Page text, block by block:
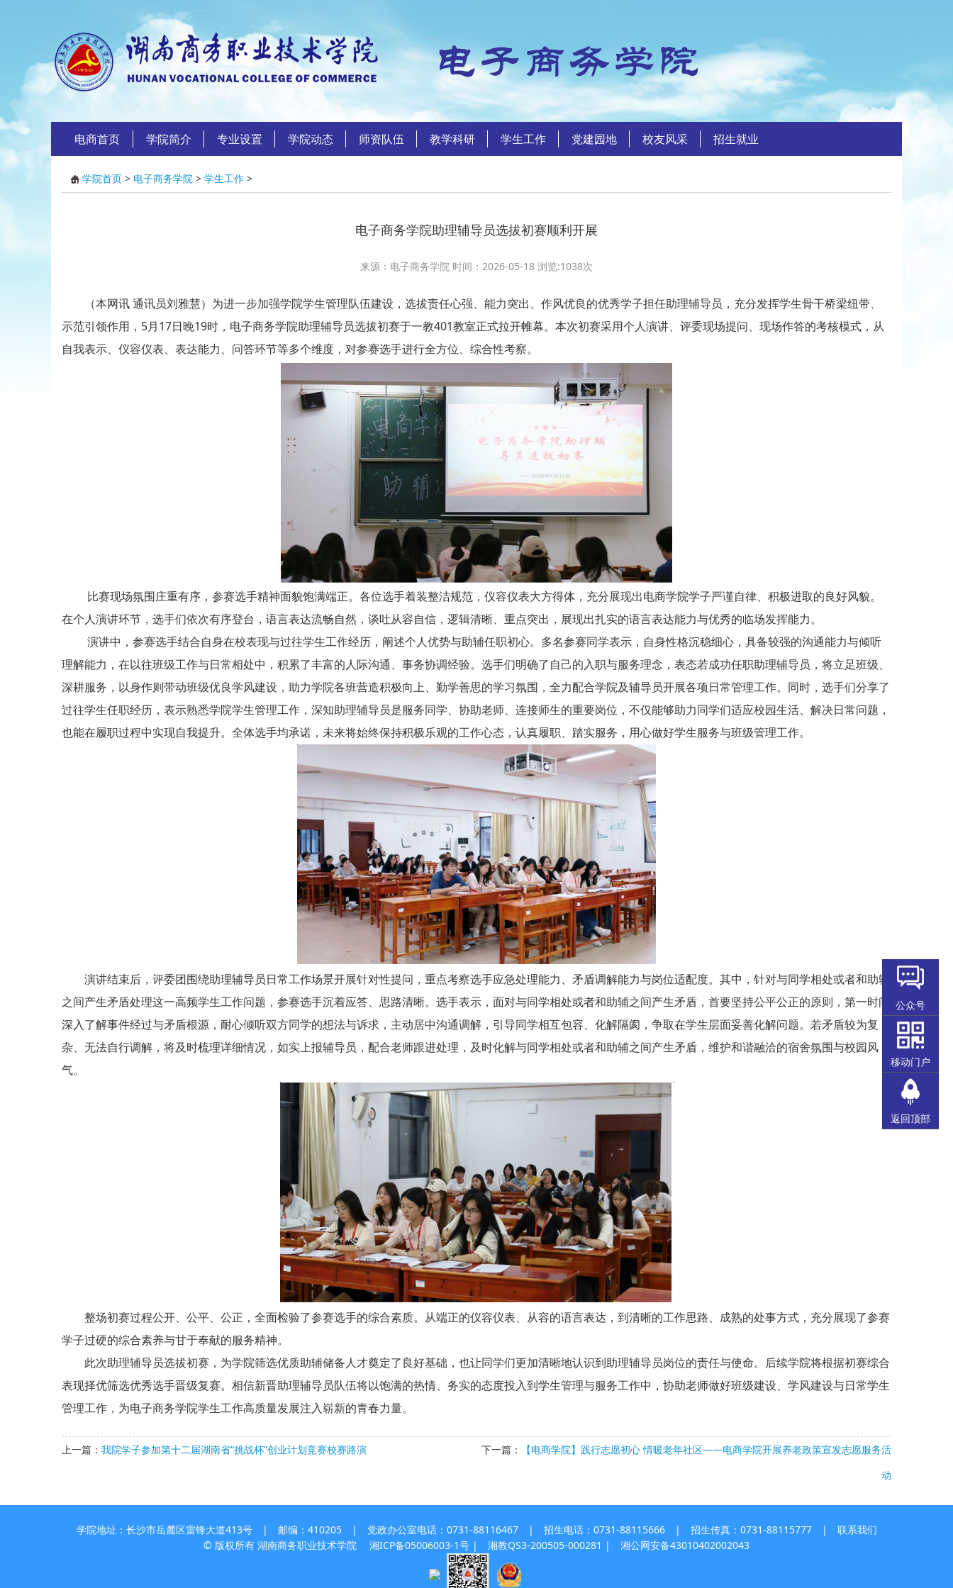
电商首页 学院简介 专业设置 学院动态 师资队伍 教学科研 学生工作 党建园地 校友风采 招生就业
学院首页 > 电子商务学院 > 学生工作 >
电子商务学院助理辅导员选拔初赛顺利开展
来源：电子商务学院 时间：2026-05-18 浏览:1038次
（本网讯 通讯员刘雅慧）为进一步加强学院学生管理队伍建设，选拔责任心强、能力突出、作风优良的优秀学子担任助理辅导员，充分发挥学生骨干桥梁纽带、
示范引领作用，5月17日晚19时，电子商务学院助理辅导员选拔初赛于一教401教室正式拉开帷幕。本次初赛采用个人演讲、评委现场提问、现场作答的考核模式，从
自我表示、仪容仪表、表达能力、问答环节等多个维度，对参赛选手进行全方位、综合性考察。
比赛现场氛围庄重有序，参赛选手精神面貌饱满端正。各位选手着装整洁规范，仪容仪表大方得体，充分展现出电商学院学子严谨自律、积极进取的良好风貌。
在个人演讲环节，选手们依次有序登台，语言表达流畅自然，谈吐从容自信，逻辑清晰、重点突出，展现出扎实的语言表达能力与优秀的临场发挥能力。
演讲中，参赛选手结合自身在校表现与过往学生工作经历，阐述个人优势与助辅任职初心。多名参赛同学表示，自身性格沉稳细心，具备较强的沟通能力与倾听
理解能力，在以往班级工作与日常相处中，积累了丰富的人际沟通、事务协调经验。选手们明确了自己的入职与服务理念，表态若成功任职助理辅导员，将立足班级、
深耕服务，以身作则带动班级优良学风建设，助力学院各班营造积极向上、勤学善思的学习氛围，全力配合学院及辅导员开展各项日常管理工作。同时，选手们分享了
过往学生任职经历，表示熟悉学院学生管理工作，深知助理辅导员是服务同学、协助老师、连接师生的重要岗位，不仅能够助力同学们适应校园生活、解决日常问题，
也能在履职过程中实现自我提升。全体选手均承诺，未来将始终保持积极乐观的工作心态，认真履职、踏实服务，用心做好学生服务与班级管理工作。
演讲结束后，评委团围绕助理辅导员日常工作场景开展针对性提问，重点考察选手应急处理能力、矛盾调解能力与岗位适配度。其中，针对与同学相处或者和助辅
之间产生矛盾处理这一高频学生工作问题，参赛选手沉着应答、思路清晰。选手表示，面对与同学相处或者和助辅之间产生矛盾，首要坚持公平公正的原则，第一时间
深入了解事件经过与矛盾根源，耐心倾听双方同学的想法与诉求，主动居中沟通调解，引导同学相互包容、化解隔阂，争取在学生层面妥善化解问题。若矛盾较为复
杂、无法自行调解，将及时梳理详细情况，如实上报辅导员，配合老师跟进处理，及时化解与同学相处或者和助辅之间产生矛盾，维护和谐融洽的宿舍氛围与校园风
气。
整场初赛过程公开、公平、公正，全面检验了参赛选手的综合素质。从端正的仪容仪表、从容的语言表达，到清晰的工作思路、成熟的处事方式，充分展现了参赛
学子过硬的综合素养与甘于奉献的服务精神。
此次助理辅导员选拔初赛，为学院筛选优质助辅储备人才奠定了良好基础，也让同学们更加清晰地认识到助理辅导员岗位的责任与使命。后续学院将根据初赛综合
表现择优筛选优秀选手晋级复赛。相信新晋助理辅导员队伍将以饱满的热情、务实的态度投入到学生管理与服务工作中，协助老师做好班级建设、学风建设与日常学生
管理工作，为电子商务学院学生工作高质量发展注入崭新的青春力量。
上一篇： 我院学子参加第十二届湖南省“挑战杯”创业计划竞赛校赛路演 下一篇：
【电商学院】践行志愿初心 情暖老年社区——电商学院开展养老政策宣发志愿服务活
动
学院地址：长沙市岳麓区雷锋大道413号 | 邮编：410205 | 党政办公室电话：0731-88116467 | 招生电话：0731-88115666 | 招生传真：0731-88115777 | 联系我们
© 版权所有 湖南商务职业技术学院
湘ICP备05006003-1号 | 湘教QS3-200505-000281 | 湘公网安备43010402002043
公众号
移动门户
返回顶部